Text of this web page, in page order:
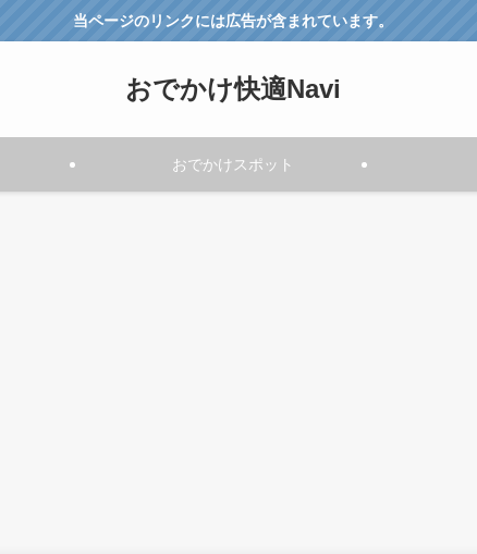
当ページのリンクには広告が含まれています。
おでかけ快適Navi
おでかけスポット